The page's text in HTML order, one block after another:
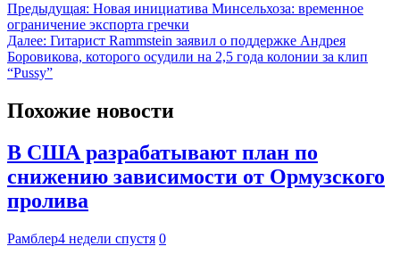
Предыдущая: Новая инициатива Минсельхоза: временное
ограничение экспорта гречки
Далее: Гитарист Rammstein заявил о поддержке Андрея
Боровикова, которого осудили на 2,5 года колонии за клип
“Pussy”
Похожие новости
В США разрабатывают план по
снижению зависимости от Ормузского
пролива
Рамблер4 недели спустя 0